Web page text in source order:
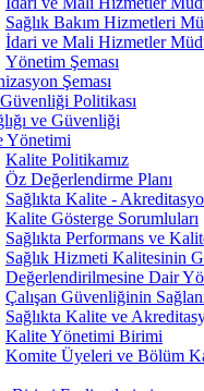
Sağlık Bakım Hizmetleri
İdari ve Mali Hizmetler
Yönetim Şeması
Şeması
Politikası
ve Güvenliği
Yönetimi
Kalite Politikamız
Öz Değerlendirme Planı
Sağlıkta Kalite -
Kalite Gösterge Sorumluları
Sağlıkta Performans ve
Sağlık Hizmeti Kalitesinin
Değerlendirilmesine Dair
Çalışan Güvenliğinin
Sağlıkta Kalite ve
Kalite Yönetimi Birimi
Komite Üyeleri ve Bölüm